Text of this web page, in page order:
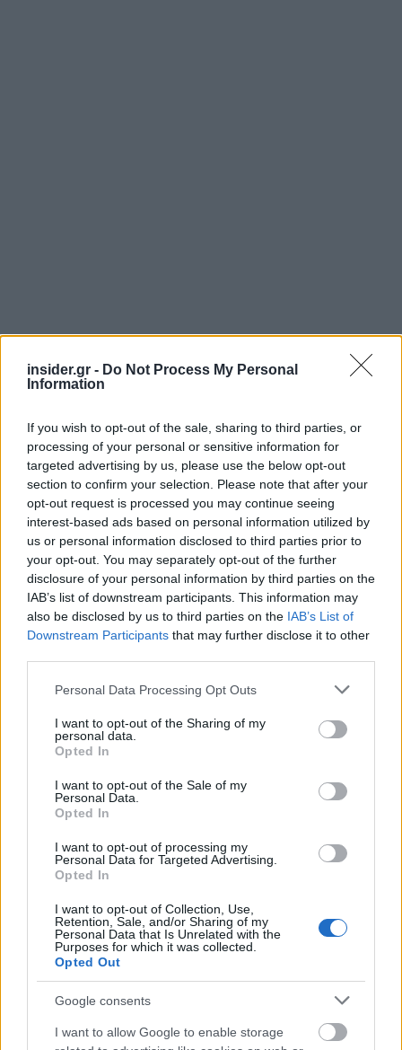
insider.gr - Do Not Process My Personal
Information
If you wish to opt-out of the sale, sharing to third parties, or
processing of your personal or sensitive information for
targeted advertising by us, please use the below opt-out
section to confirm your selection. Please note that after your
opt-out request is processed you may continue seeing
interest-based ads based on personal information utilized by
us or personal information disclosed to third parties prior to
your opt-out. You may separately opt-out of the further
disclosure of your personal information by third parties on the
IAB’s list of downstream participants. This information may
also be disclosed by us to third parties on the IAB’s List of
Downstream Participants that may further disclose it to other
Please note that this website/app uses one or more Google
not limited to your visit or usage behaviour. You may click to
grant or deny consent to Google and its third-party tags to
use your data for below specified purposes in below Google
consent section.
Personal Data Processing Opt Outs
I want to opt-out of the Sharing of my
personal data.
Opted In
I want to opt-out of the Sale of my
Personal Data.
Opted In
I want to opt-out of processing my
Personal Data for Targeted Advertising.
Opted In
I want to opt-out of Collection, Use,
Retention, Sale, and/or Sharing of my
Personal Data that Is Unrelated with the
Purposes for which it was collected.
Opted Out
Google consents
I want to allow Google to enable storage
«Εμείς επιμένουμε ότι όλες τις απαντήσεις θα τις
δώσει η Δικαιοσύνη. Δεν προεξοφλούμε τίποτα.
Αφήστε τον ρόλο του εισαγγελέα στον
εισαγγελέα, μην βιάζεστε, και αν υπάρχει κάτι
άλλο η δικαιοσύνη θα αποφασίσει», υπογράμμισε.
Αναφερόμενος στην τροπολογία για την ΕΡΤ, ο κ.
Μαρινάκης σημείωσε ότι «καταφέραμε μετά τη
σύμφωνη γνώμη όλων των κομμάτων να ρυθμιστεί
πατήσουν πάνω και να κάνουν χρήση».